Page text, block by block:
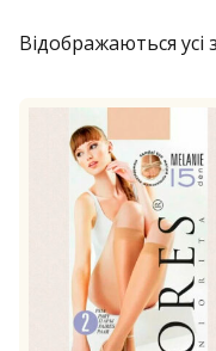
Відображаються усі